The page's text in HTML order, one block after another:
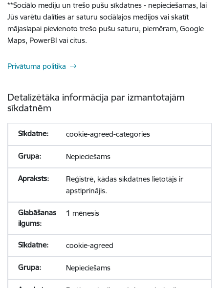
**Sociālo mediju un trešo pušu sīkdatnes - nepieciešamas, lai
Jūs varētu dalīties ar saturu sociālajos medijos vai skatīt
mājaslapai pievienoto trešo pušu saturu, piemēram, Google
Maps, PowerBI vai citus.
Privātuma politika
Detalizētāka informācija par izmantotajām
sīkdatnēm
cookie-agreed-categories
Nepieciešams
Reģistrē, kādas sīkdatnes lietotājs ir
apstiprinājis.
1 mēnesis
cookie-agreed
Nepieciešams